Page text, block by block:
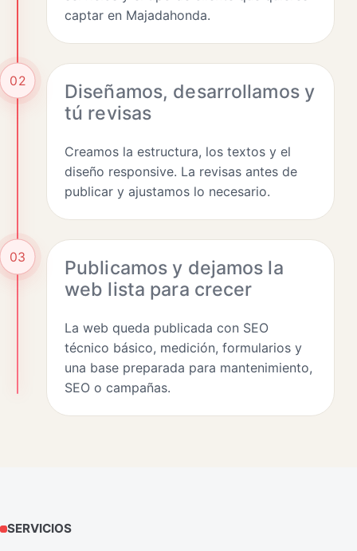
captar en Majadahonda.
02
Diseñamos, desarrollamos y
tú revisas
Creamos la estructura, los textos y el
diseño responsive. La revisas antes de
publicar y ajustamos lo necesario.
03
Publicamos y dejamos la
web lista para crecer
La web queda publicada con SEO
técnico básico, medición, formularios y
una base preparada para mantenimiento,
SEO o campañas.
SERVICIOS